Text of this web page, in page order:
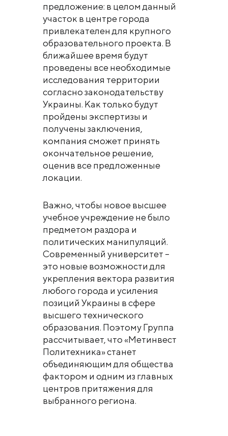
предложение: в целом данный
участок в центре города
привлекателен для крупного
образовательного проекта. В
ближайшее время будут
проведены все необходимые
исследования территории
согласно законодательству
Украины. Как только будут
пройдены экспертизы и
получены заключения,
компания сможет принять
окончательное решение,
оценив все предложенные
локации.
Важно, чтобы новое высшее
учебное учреждение не было
предметом раздора и
политических манипуляций.
Современный университет –
это новые возможности для
укрепления вектора развития
любого города и усиления
позиций Украины в сфере
высшего технического
образования. Поэтому Группа
рассчитывает, что «Метинвест
Политехника» станет
объединяющим для общества
фактором и одним из главных
центров притяжения для
выбранного региона.